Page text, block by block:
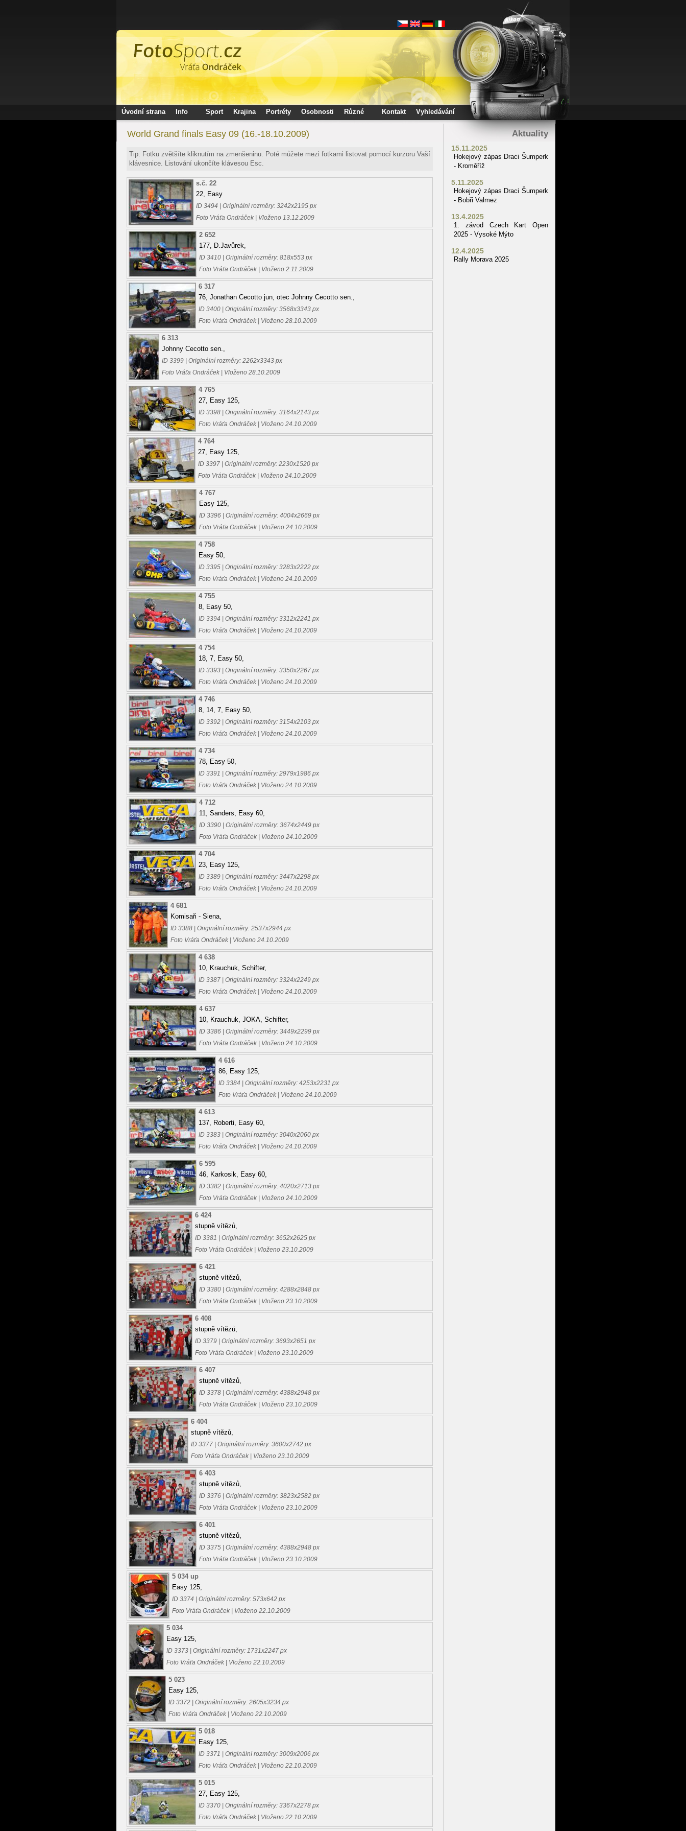
Úvodní strana Info Sport Krajina Portréty Osobnosti Různé Kontakt Vyhledávání
World Grand finals Easy 09 (16.-18.10.2009)
Tip: Fotku zvětšíte kliknutím na zmenšeninu. Poté můžete mezi fotkami listovat pomocí kurzoru Vaší
klávesnice. Listování ukončíte klávesou Esc.
s.č. 22
22, Easy
ID 3494 | Originální rozměry: 3242x2195 px
Foto Vráťa Ondráček | Vloženo 13.12.2009
2 652
177, D.Javůrek,
ID 3410 | Originální rozměry: 818x553 px
Foto Vráťa Ondráček | Vloženo 2.11.2009
6 317
76, Jonathan Cecotto jun, otec Johnny Cecotto sen.,
ID 3400 | Originální rozměry: 3568x3343 px
Foto Vráťa Ondráček | Vloženo 28.10.2009
6 313
Johnny Cecotto sen.,
ID 3399 | Originální rozměry: 2262x3343 px
Foto Vráťa Ondráček | Vloženo 28.10.2009
4 765
27, Easy 125,
ID 3398 | Originální rozměry: 3164x2143 px
Foto Vráťa Ondráček | Vloženo 24.10.2009
4 764
27, Easy 125,
ID 3397 | Originální rozměry: 2230x1520 px
Foto Vráťa Ondráček | Vloženo 24.10.2009
4 767
Easy 125,
ID 3396 | Originální rozměry: 4004x2669 px
Foto Vráťa Ondráček | Vloženo 24.10.2009
4 758
Easy 50,
ID 3395 | Originální rozměry: 3283x2222 px
Foto Vráťa Ondráček | Vloženo 24.10.2009
4 755
8, Easy 50,
ID 3394 | Originální rozměry: 3312x2241 px
Foto Vráťa Ondráček | Vloženo 24.10.2009
4 754
18, 7, Easy 50,
ID 3393 | Originální rozměry: 3350x2267 px
Foto Vráťa Ondráček | Vloženo 24.10.2009
4 746
8, 14, 7, Easy 50,
ID 3392 | Originální rozměry: 3154x2103 px
Foto Vráťa Ondráček | Vloženo 24.10.2009
4 734
78, Easy 50,
ID 3391 | Originální rozměry: 2979x1986 px
Foto Vráťa Ondráček | Vloženo 24.10.2009
4 712
11, Sanders, Easy 60,
ID 3390 | Originální rozměry: 3674x2449 px
Foto Vráťa Ondráček | Vloženo 24.10.2009
4 704
23, Easy 125,
ID 3389 | Originální rozměry: 3447x2298 px
Foto Vráťa Ondráček | Vloženo 24.10.2009
4 681
Komisaři - Siena,
ID 3388 | Originální rozměry: 2537x2944 px
Foto Vráťa Ondráček | Vloženo 24.10.2009
4 638
10, Krauchuk, Schifter,
ID 3387 | Originální rozměry: 3324x2249 px
Foto Vráťa Ondráček | Vloženo 24.10.2009
4 637
10, Krauchuk, JOKA, Schifter,
ID 3386 | Originální rozměry: 3449x2299 px
Foto Vráťa Ondráček | Vloženo 24.10.2009
4 616
86, Easy 125,
ID 3384 | Originální rozměry: 4253x2231 px
Foto Vráťa Ondráček | Vloženo 24.10.2009
4 613
137, Roberti, Easy 60,
ID 3383 | Originální rozměry: 3040x2060 px
Foto Vráťa Ondráček | Vloženo 24.10.2009
6 595
46, Karkosik, Easy 60,
ID 3382 | Originální rozměry: 4020x2713 px
Foto Vráťa Ondráček | Vloženo 24.10.2009
6 424
stupně vítězů,
ID 3381 | Originální rozměry: 3652x2625 px
Foto Vráťa Ondráček | Vloženo 23.10.2009
6 421
stupně vítězů,
ID 3380 | Originální rozměry: 4288x2848 px
Foto Vráťa Ondráček | Vloženo 23.10.2009
6 408
stupně vítězů,
ID 3379 | Originální rozměry: 3693x2651 px
Foto Vráťa Ondráček | Vloženo 23.10.2009
6 407
stupně vítězů,
ID 3378 | Originální rozměry: 4388x2948 px
Foto Vráťa Ondráček | Vloženo 23.10.2009
6 404
stupně vítězů,
ID 3377 | Originální rozměry: 3600x2742 px
Foto Vráťa Ondráček | Vloženo 23.10.2009
6 403
stupně vítězů,
ID 3376 | Originální rozměry: 3823x2582 px
Foto Vráťa Ondráček | Vloženo 23.10.2009
6 401
stupně vítězů,
ID 3375 | Originální rozměry: 4388x2948 px
Foto Vráťa Ondráček | Vloženo 23.10.2009
5 034 up
Easy 125,
ID 3374 | Originální rozměry: 573x642 px
Foto Vráťa Ondráček | Vloženo 22.10.2009
5 034
Easy 125,
ID 3373 | Originální rozměry: 1731x2247 px
Foto Vráťa Ondráček | Vloženo 22.10.2009
5 023
Easy 125,
ID 3372 | Originální rozměry: 2605x3234 px
Foto Vráťa Ondráček | Vloženo 22.10.2009
5 018
Easy 125,
ID 3371 | Originální rozměry: 3009x2006 px
Foto Vráťa Ondráček | Vloženo 22.10.2009
5 015
27, Easy 125,
ID 3370 | Originální rozměry: 3367x2278 px
Foto Vráťa Ondráček | Vloženo 22.10.2009
Aktuality
15.11.2025
Hokejový zápas Draci Šumperk
- Kroměříž
5.11.2025
Hokejový zápas Draci Šumperk
- Bobři Valmez
13.4.2025
1. závod Czech Kart Open
2025 - Vysoké Mýto
12.4.2025
Rally Morava 2025